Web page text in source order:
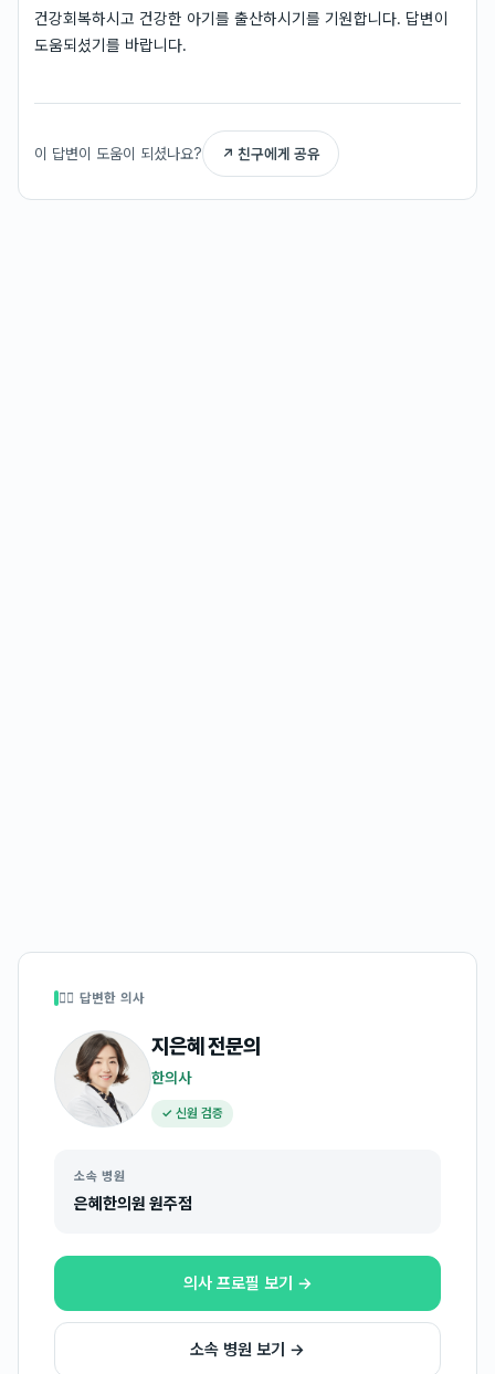
건강회복하시고 건강한 아기를 출산하시기를 기원합니다. 답변이
도움되셨기를 바랍니다.
이 답변이 도움이 되셨나요? ↗ 친구에게 공유
👩‍⚕️ 답변한 의사
지은혜전문의
한의사
✓ 신원 검증
소속 병원
은혜한의원 원주점
의사 프로필 보기 →
소속 병원 보기 →